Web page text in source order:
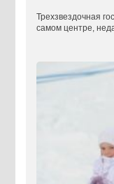
Трехзвездочная
самом центре,